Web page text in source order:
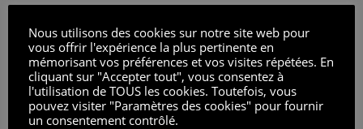
Thomasvampire907/02/2026 RÉPONDRE
Est-ce que la bouillie bordelaise peut être utilisée sur un
laurier rose en pot sans le cramer ?
Nous utilisons des cookies sur notre site web pour
vous offrir l'expérience la plus pertinente en
mémorisant vos préférences et vos visites répétées. En
cliquant sur "Accepter tout", vous consentez à
l'utilisation de TOUS les cookies. Toutefois, vous
pouvez visiter "Paramètres des cookies" pour fournir
un consentement contrôlé.